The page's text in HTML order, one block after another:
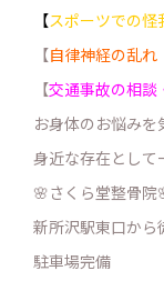
【スポーツでの
【自律神経の乱れ
【交通事故の相談
お身体のお悩み
身近な存在として
🌸さくら堂整骨院
新所沢駅東口から
駐車場完備